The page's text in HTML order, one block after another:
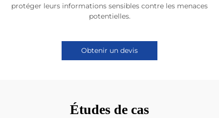
protéger leurs informations sensibles contre les menaces
potentielles.
Obtenir un devis
Études de cas